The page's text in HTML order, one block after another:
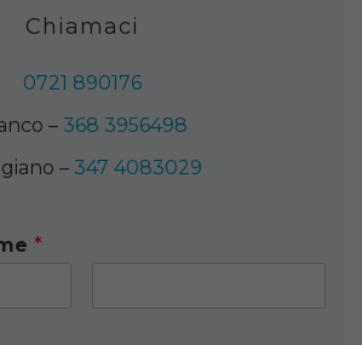
Chiamaci
0721 890176
– 368 3956498
– 347 4083029
*